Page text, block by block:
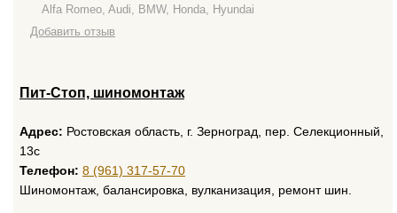
Alfa Romeo, Audi, BMW, Honda, Hyundai
Добавить отзыв
Пит-Стоп, шиномонтаж
Адрес: Ростовская область, г. Зерноград, пер. Селекционный,
13с
Телефон: 8 (961) 317-57-70
Шиномонтаж, балансировка, вулканизация, ремонт шин.